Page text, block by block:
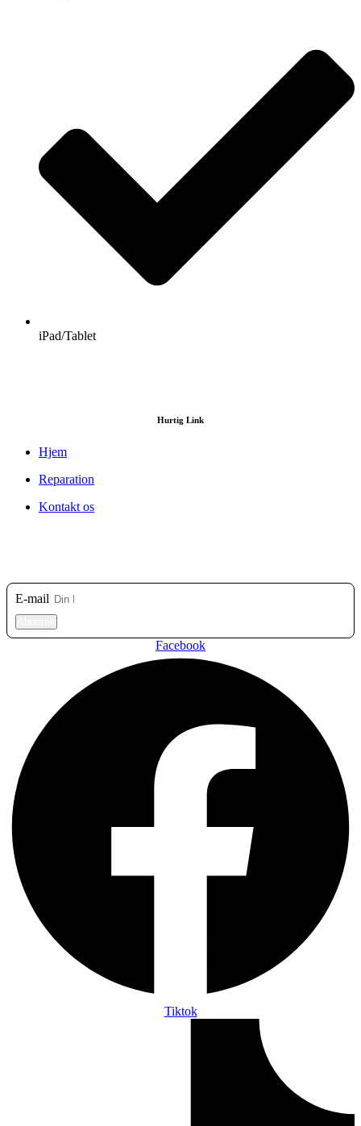
iPad/Tablet
Hurtig Link
Hjem
Reparation
Kontakt os
E-mail
Facebook
Tiktok